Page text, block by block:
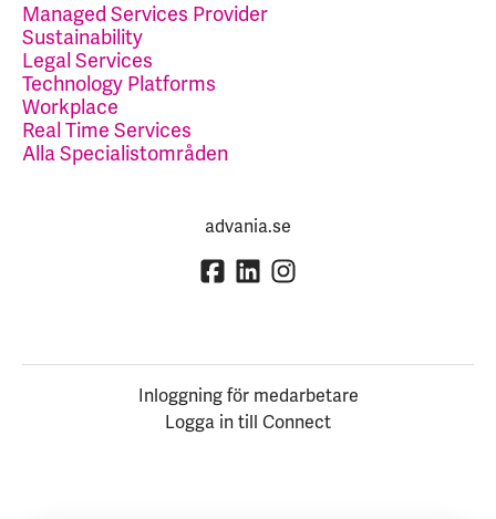
Managed Services Provider
Sustainability
Legal Services
Technology Platforms
Workplace
Real Time Services
Alla Specialistområden
advania.se
Inloggning för medarbetare
Logga in till Connect